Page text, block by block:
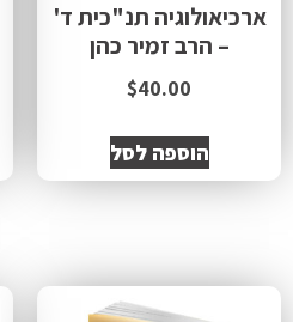
ארכיאולוגיה תנ"כית ד'
– הרב זמיר כהן
$40.00
הוספה לסל